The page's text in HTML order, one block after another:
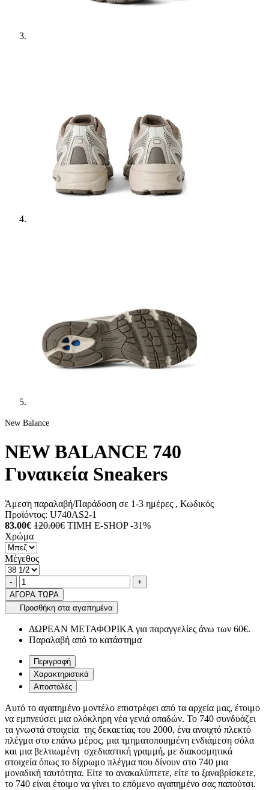
New Balance
NEW BALANCE 740
Γυναικεία Sneakers
Άμεση παραλαβή/Παράδοση σε 1-3 ημέρες , Κωδικός
Προϊόντος: U740AS2-1
83.00€ 120.00€ ΤΙΜΗ E-SHOP -31%
Χρώμα
Μέγεθος
Ποσότητα
-product.increase.quantity +
ΑΓΟΡΑ ΤΩΡΑ
Προσθήκη στα αγαπημένα
ΔΩΡΕΑΝ ΜΕΤΑΦΟΡΙΚΑ για παραγγελίες άνω των 60€.
Παραλαβή από το κατάστημα
Περιγραφή
Χαρακτηριστικά
Αποστολές
Αυτό το αγαπημένο μοντέλο επιστρέφει από τα αρχεία μας, έτοιμο
να εμπνεύσει μια ολόκληρη νέα γενιά οπαδών. Το 740 συνδυάζει
τα γνωστά στοιχεία της δεκαετίας του 2000, ένα ανοιχτό πλεκτό
πλέγμα στο επάνω μέρος, μια τμηματοποιημένη ενδιάμεση σόλα
και μια βελτιωμένη σχεδιαστική γραμμή, με διακοσμητικά
στοιχεία όπως το δίχρωμο πλέγμα που δίνουν στο 740 μια
μοναδική ταυτότητα. Είτε το ανακαλύπτετε, είτε το ξαναβρίσκετε,
το 740 είναι έτοιμο να γίνει το επόμενο αγαπημένο σας παπούτσι.